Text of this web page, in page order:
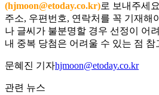
(hjmoon@etoday.co.kr)로 보내주세
주소, 우편번호, 연락처를 꼭 기재해
나 글씨가 불분명할 경우 선정이 어
내 중복 당첨은 어려울 수 있는 점 참
문혜진 기자hjmoon@etoday.co.kr
관련 뉴스